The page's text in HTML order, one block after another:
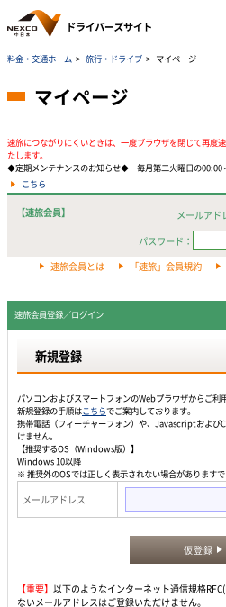
料金・交通ホーム > 旅行・ドライブ > マイページ
マイページ
速旅につながりにくいときは、一度ブラウザを閉じて再度
たします。
◆定期メンテナンスのお知らせ◆ 毎月第二火曜日の00:00
こちら
【速旅会員】
メールアド
パスワード：
速旅会員とは 「速旅」会員規約
速旅会員登録／ログイン
新規登録
パソコンおよびスマートフォンのWebプラウザからご利
新規登録の手順はこちらでご案内しております。
携帯電話（フィーチャーフォン）や、Javascriptおよび
けません。
【推奨するOS（Windows版）】
Windows 10以降
※ 推奨外のOSでは正しく表示されない場合がありますで
メールアドレス
仮登録
【重要】 以下のようなインターネット通信規格
ないメールアドレスはご登録いただけません。